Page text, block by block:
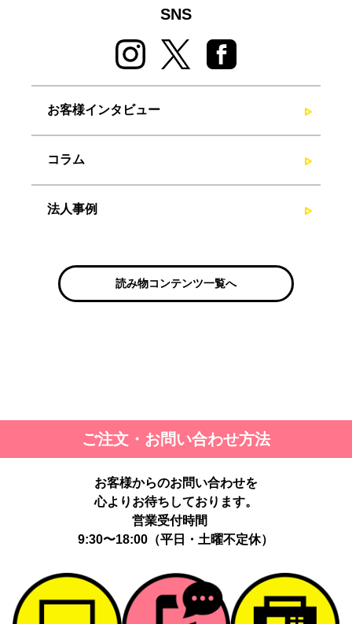
SNS
お客様インタビュー
コラム
法人事例
読み物コンテンツ一覧へ
ご注文・お問い合わせ方法
お客様からのお問い合わせを
心よりお待ちしております。
営業受付時間
9:30〜18:00（平日・土曜不定休）